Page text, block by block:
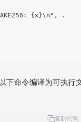
下命令编译为可执行
复制代码